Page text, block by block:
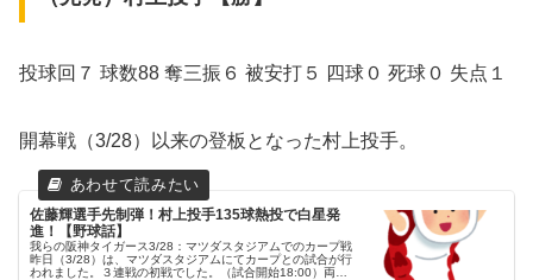
投球回７ 球数88 奪三振６ 被安打５ 四球０ 死球０ 失点１
開幕戦（3/28）以来の登板となった村上投手。
佐藤輝選手先制弾！村上投手135球熱投で白星発
進！【野球話】
我らの阪神タイガース3/28：マツダスタジアムでのカープ戦
昨日（3/28）は、マツダスタジアムにてカープとの試合が行
われました。３連戦の初戦でした。（試合開始18:00）両チ